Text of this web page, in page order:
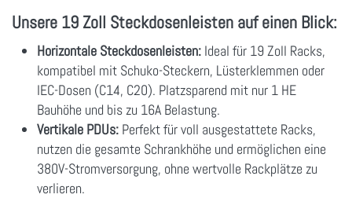
Unsere 19 Zoll Steckdosenleisten auf einen Blick:
Horizontale Steckdosenleisten: Ideal für 19 Zoll Racks,
kompatibel mit Schuko-Steckern, Lüsterklemmen oder
IEC-Dosen (C14, C20). Platzsparend mit nur 1 HE
Bauhöhe und bis zu 16A Belastung.
Vertikale PDUs: Perfekt für voll ausgestattete Racks,
nutzen die gesamte Schrankhöhe und ermöglichen eine
380V-Stromversorgung, ohne wertvolle Rackplätze zu
verlieren.